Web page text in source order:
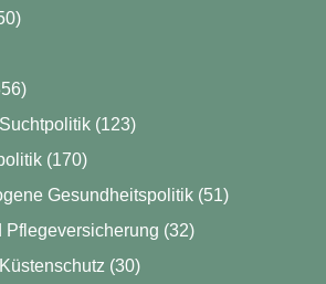
(123)
(170)
Gesundheitspolitik(51)
Pflegeversicherung (32)
(30)